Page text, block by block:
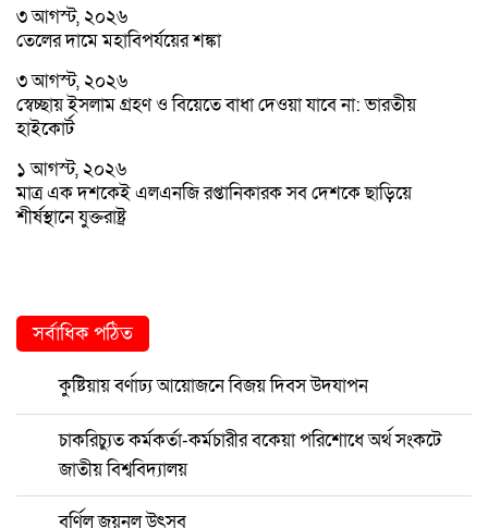
৩ আগস্ট, ২০২৬
তেলের দামে মহাবিপর্যয়ের শঙ্কা
৩ আগস্ট, ২০২৬
স্বেচ্ছায় ইসলাম গ্রহণ ও বিয়েতে বাধা দেওয়া যাবে না: ভারতীয়
হাইকোর্ট
১ আগস্ট, ২০২৬
মাত্র এক দশকেই এলএনজি রপ্তানিকারক সব দেশকে ছাড়িয়ে
শীর্ষস্থানে যুক্তরাষ্ট্র
সর্বাধিক পঠিত
কুষ্টিয়ায় বর্ণাঢ্য আয়োজনে বিজয় দিবস উদযাপন
চাকরিচ্যুত কর্মকর্তা-কর্মচারীর বকেয়া পরিশোধে অর্থ সংকটে
জাতীয় বিশ্ববিদ্যালয়
বর্ণিল জয়নুল উৎসব